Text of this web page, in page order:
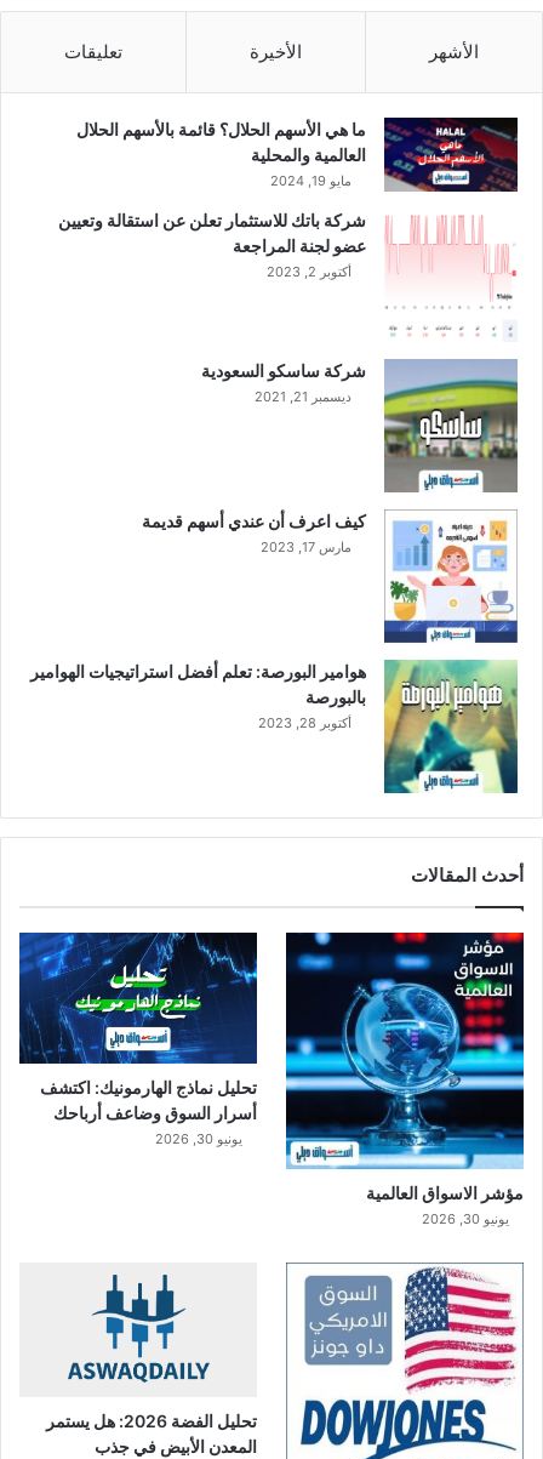
الأشهر الأخيرة تعليقات
ما هي الأسهم الحلال؟ قائمة بالأسهم الحلال
العالمية والمحلية
مايو 19, 2024
شركة باتك للاستثمار تعلن عن استقالة وتعيين
عضو لجنة المراجعة
أكتوبر 2, 2023
شركة ساسكو السعودية
ديسمبر 21, 2021
كيف اعرف أن عندي أسهم قديمة
مارس 17, 2023
هوامير البورصة: تعلم أفضل استراتيجيات الهوامير
بالبورصة
أكتوبر 28, 2023
أحدث المقالات
مؤشر الاسواق العالمية
يونيو 30, 2026
تحليل نماذج الهارمونيك: اكتشف
أسرار السوق وضاعف أرباحك
يونيو 30, 2026
تحليل الفضة 2026: هل يستمر
المعدن الأبيض في جذب